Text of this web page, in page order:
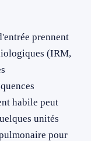
prennent
(IRM,
habile peut
unités
pour